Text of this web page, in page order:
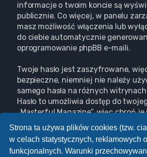
Strona ta używa plików cookies (tzw.
w celach statystycznych, reklamowych
funkcjonalnych. Warunki
informacje o twoim koncie są
publicznie. Co więcej, w panelu
masz możliwość włączenia lub
do ciebie automatycznie
oprogramowanie phpBB e-maili.
Twoje hasło jest zaszyfrowane,
bezpieczne, niemniej nie należy
samego hasła na różnych
Hasło to umożliwia dostęp do
„Masterful Magazine”, więc chroń
wypadku nie podawaj
nikomu .
użyj funkcji „Nie pamiętam hasła”.
cię o podanie nazwy użytkownika i
podaniu tych danych zostanie